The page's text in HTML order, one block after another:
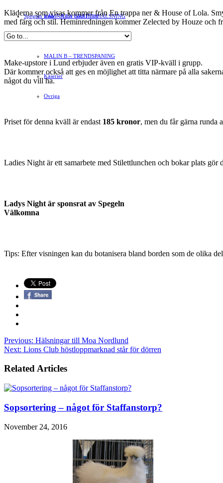
Yrsa – Hand med Hund
MALIN B – TRENDSPANING
Kåserier
Ovriga
LÄMNA EN GRATTISHÄLSNING
Spegeln Info
Kläderna som visas kommer från En trappa ner & House of Lola.
med färg och stil. Heminred­ningen kommer Zelected by Houze och
Make-upstore i Lund erbjuder även en gratis VIP-kväll i grupp.
Där kommer också att ges en möjlighet att titta närmare på alla
något du vill ha.
Priset för denna kväll är endast 185 kro­nor, men du får gärna runda
Ladies Night är ett samarbete med Sti­lettlunchen och bokar plats gör
Ladys Night är sponsrat av Spegeln
Välkomna
Tips: Efter visningen kan du botanisera bland borden som de olika
Previous: Hälsningar till Moa Nordlund
Next: Lions Club höstloppmarknad står för dörren
Related Articles
Sopsortering – något för Staffanstorp?
November 24, 2016